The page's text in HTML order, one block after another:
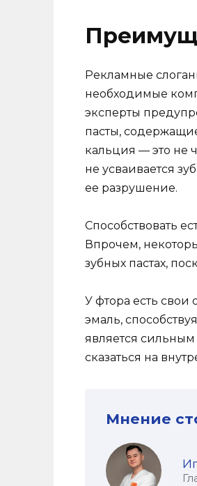
Рекламные
необходимые
эксперты
пасты,
кальция — это не
не усваивается
ее разрушение.
Способствовать
Впрочем,
зубных пастах,
У фтора есть свои
эмаль,
является
сказаться на
Мнение